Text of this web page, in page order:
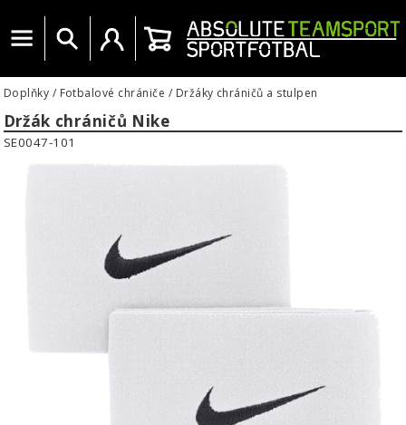
Menu Vyhledat Uživatelský účet
Košík
Doplňky / Fotbalové chrániče / Držáky chráničů a stulpen
Držák chráničů Nike
SE0047-101